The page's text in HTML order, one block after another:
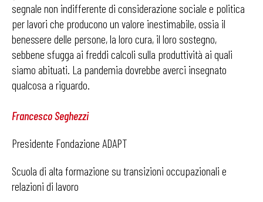
segnale non indifferente di considerazione sociale e politica
per lavori che producono un valore inestimabile, ossia il
benessere delle persone, la loro cura, il loro sostegno,
sebbene sfugga ai freddi calcoli sulla produttività ai quali
siamo abituati. La pandemia dovrebbe averci insegnato
qualcosa a riguardo.
Francesco Seghezzi
Presidente Fondazione ADAPT
Scuola di alta formazione su transizioni occupazionali e
relazioni di lavoro